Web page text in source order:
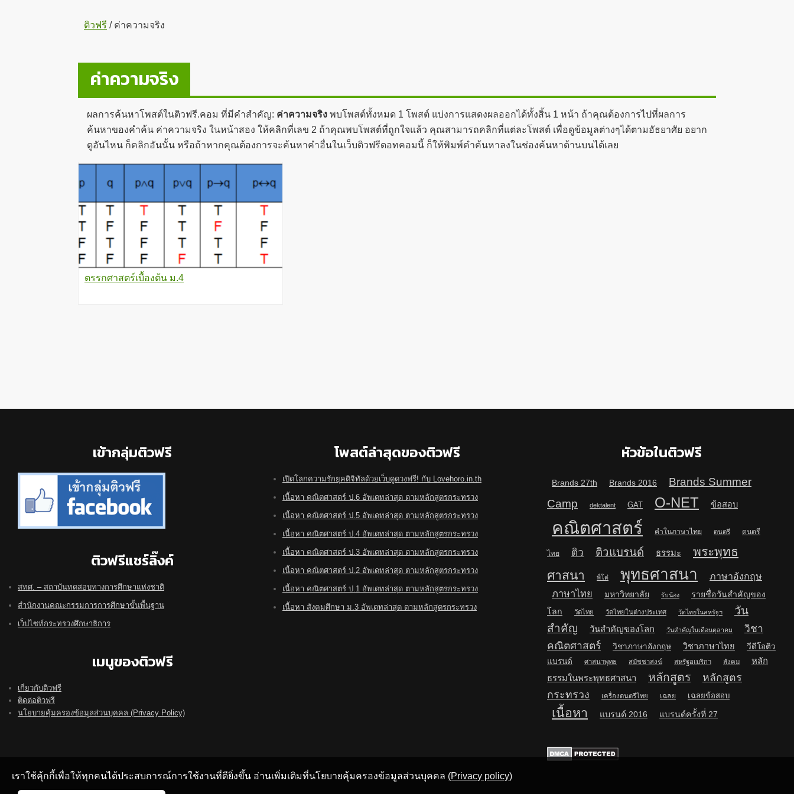
ติวฟรี /ค่าความจริง
ค่าความจริง
ผลการค้นหาโพสต์ในติวฟรี.คอม ที่มีคำสำคัญ: ค่าความจริง พบโพสต์ทั้งหมด 1 โพสต์ แบ่งการแสดงผลออกได้ทั้งสิ้น 1 หน้า ถ้าคุณต้องการไปที่ผลการ
ค้นหาของคำค้น ค่าความจริง ในหน้าสอง ให้คลิกที่เลข 2 ถ้าคุณพบโพสต์ที่ถูกใจแล้ว คุณสามารถคลิกที่แต่ละโพสต์ เพื่อดูข้อมูลต่างๆได้ตามอัธยาศัย อยาก
ดูอันไหน ก็คลิกอันนั้น หรือถ้าหากคุณต้องการจะค้นหาคำอื่นในเว็บติวฟรีดอทคอมนี้ ก็ให้พิมพ์คำค้นหาลงในช่องค้นหาด้านบนได้เลย
ตรรกศาสตร์เบื้องต้น ม.4
เข้ากลุ่มติวฟรี
ติวฟรีแชร์ลิ๊งค์
สทศ. – สถาบันทดสอบทางการศึกษาแห่งชาติ
สำนักงานคณะกรรมการการศึกษาขั้นพื้นฐาน
เว็ปไซท์กระทรวงศึกษาธิการ
เมนูของติวฟรี
เกี่ยวกับติวฟรี
ติดต่อติวฟรี
นโยบายคุ้มครองข้อมูลส่วนบุคคล (Privacy Policy)
โพสต์ล่าสุดของติวฟรี
เปิดโลกความรักยุคดิจิทัลด้วยเว็บดูดวงฟรี! กับ Lovehoro.in.th
เนื้อหา คณิตศาสตร์ ป.6 อัพเดทล่าสุด ตามหลักสูตรกระทรวง
เนื้อหา คณิตศาสตร์ ป.5 อัพเดทล่าสุด ตามหลักสูตรกระทรวง
เนื้อหา คณิตศาสตร์ ป.4 อัพเดทล่าสุด ตามหลักสูตรกระทรวง
เนื้อหา คณิตศาสตร์ ป.3 อัพเดทล่าสุด ตามหลักสูตรกระทรวง
เนื้อหา คณิตศาสตร์ ป.2 อัพเดทล่าสุด ตามหลักสูตรกระทรวง
เนื้อหา คณิตศาสตร์ ป.1 อัพเดทล่าสุด ตามหลักสูตรกระทรวง
เนื้อหา สังคมศึกษา ม.3 อัพเดทล่าสุด ตามหลักสูตรกระทรวง
หัวข้อในติวฟรี
Brands 27th Brands 2016
Brands Summer
Camp
dektalent GAT O-NET ข้อสอบ
คณิตศาสตร์ คำในภาษาไทย ดนตรี ดนตรี
ไทย ติว ติวแบรนด์ ธรรมะ
พระพุทธ
ศาสนา
พี่โต๋ พุทธศาสนา ภาษาอังกฤษ
ภาษาไทย มหาวิทยาลัย รับน้อง
รายชื่อวันสำคัญของ
โลก
วัดไทย วัดไทยในต่างประเทศ วัดไทยในสหรัฐฯ
วัน
สำคัญ
วันสำคัญของโลก วันสำคัญในเดือนตุลาคม
วิชา
คณิตศาสตร์
วิชาภาษาอังกฤษ วิชาภาษาไทย
วีดีโอติว
แบรนด์
ศาสนาพุทธ สมัชชาสงฆ์ สหรัฐอเมริกา สังคม
หลัก
ธรรมในพระพุทธศาสนา
หลักสูตร
หลักสูตร
กระทรวง
เครื่องดนตรีไทย เฉลย เฉลยข้อสอบ
เนื้อหา แบรนด์ 2016 แบรนด์ครั้งที่ 27
เราใช้คุ้กกี้เพื่อให้ทุกคนได้ประสบการณ์การใช้งานที่ดียิ่งขึ้น อ่านเพิ่มเติมที่นโยบายคุ้มครองข้อมูลส่วนบุคคล (Privacy policy)